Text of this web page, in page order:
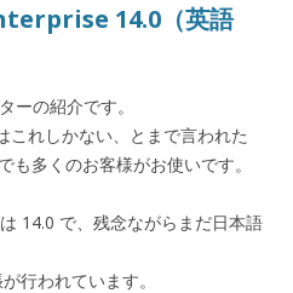
14.0（英語
ーの紹介です。
れしかない、とまで言われた
多くのお客様がお使いです。
14.0 で、残念ながらまだ日本語
行われています。